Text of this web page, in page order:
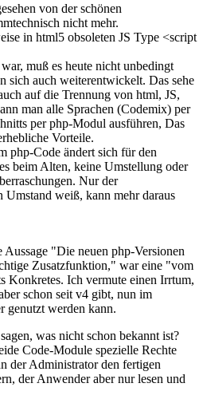
von der schönen
nicht mehr.
in html5 obsoleten JS Type <script
muß es heute nicht unbedingt
sich auch weiterentwickelt. Das sehe
auf die Trennung von html, JS,
man alle Sprachen (Codemix) per
per php-Modul ausführen, Das
Vorteile.
php-Code ändert sich für den
beim Alten, keine Umstellung oder
Nur der
Umstand weiß, kann mehr daraus
"Die neuen php-Versionen
Zusatzfunktion," war eine "vom
Konkretes. Ich vermute einen Irrtum,
schon seit v4 gibt, nun im
genutzt werden kann.
was nicht schon bekannt ist?
Code-Module spezielle Rechte
der Administrator den fertigen
der Anwender aber nur lesen und